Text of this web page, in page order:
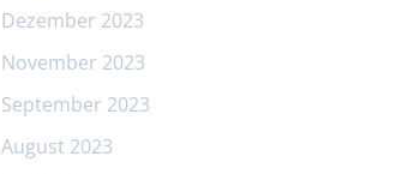
Dezember 2023
November 2023
September 2023
August 2023